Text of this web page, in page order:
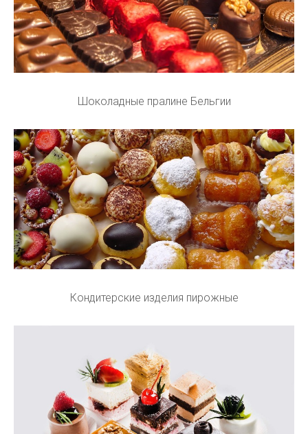
Шоколадные пралине Бельгии
Кондитерские изделия пирожные